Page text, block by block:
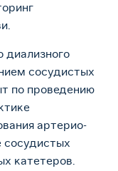
диализного
сосудистых
по проведению
артерио-
сосудистых
катетеров.